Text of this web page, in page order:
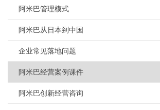
阿米巴管理模式
阿米巴从日本到中国
企业常见落地问题
阿米巴经营案例课件
阿米巴创新经营咨询